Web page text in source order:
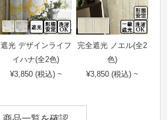
遮光 デザインライフ
イハナ(全2色)
¥3,850 (税込) ~
完全遮光 ノエル(全2
色)
¥3,850 (税込) ~